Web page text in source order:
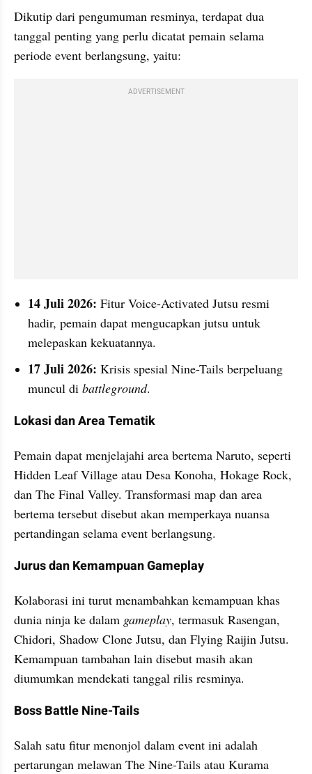
Dikutip dari pengumuman resminya, terdapat dua
tanggal penting yang perlu dicatat pemain selama
periode event berlangsung, yaitu:
ADVERTISEMENT
14 Juli 2026: Fitur Voice-Activated Jutsu resmi
hadir, pemain dapat mengucapkan jutsu untuk
melepaskan kekuatannya.
17 Juli 2026: Krisis spesial Nine-Tails berpeluang
muncul di battleground.
Lokasi dan Area Tematik
Pemain dapat menjelajahi area bertema Naruto, seperti
Hidden Leaf Village atau Desa Konoha, Hokage Rock,
dan The Final Valley. Transformasi map dan area
bertema tersebut disebut akan memperkaya nuansa
pertandingan selama event berlangsung.
Jurus dan Kemampuan Gameplay
Kolaborasi ini turut menambahkan kemampuan khas
dunia ninja ke dalam gameplay, termasuk Rasengan,
Chidori, Shadow Clone Jutsu, dan Flying Raijin Jutsu.
Kemampuan tambahan lain disebut masih akan
diumumkan mendekati tanggal rilis resminya.
Boss Battle Nine-Tails
Salah satu fitur menonjol dalam event ini adalah
pertarungan melawan The Nine-Tails atau Kurama